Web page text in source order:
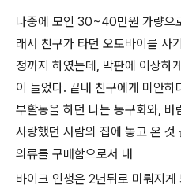
나중에 모인 30~40만원 가량으
래서 친구가 타던 오토바이를 사
정까지 하였는데, 막판에 이상하
이 들었다. 끝내 친구에게 미안
부활동을 하던 나는 농구화와,
사랑했던 사람의 집에 놓고 온
의류를 구매함으로서 내
바이크 인생은 2년뒤로 미뤄지게